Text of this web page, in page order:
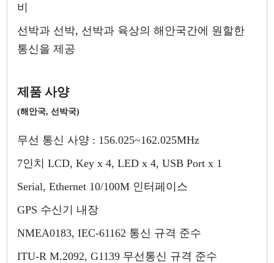
비
선박과 선박, 선박과 육상의 해안국간에 원할한
통신을 제공
제품 사양
(해안국, 선박국)
무선 통신 사양 : 156.025~162.025MHz
7인치 LCD, Key x 4, LED x 4, USB Port x 1
Serial, Ethernet 10/100M 인터페이스
GPS 수신기 내장
NMEA0183, IEC-61162 통신 규격 준수
ITU-R M.2092, G1139 무선통신 규격 준수